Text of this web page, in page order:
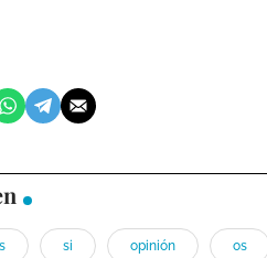
si opinión os